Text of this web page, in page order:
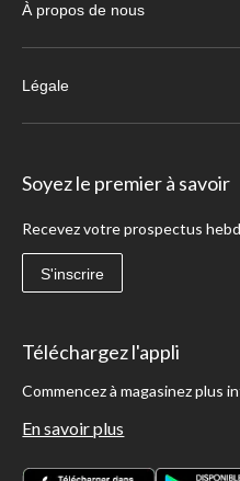
À propos de nous
Légale
Soyez le premier à savoir
Recevez votre prospectus
S'inscrire
Téléchargez l'appli
Commencez à magasinez plus
En savoir plus